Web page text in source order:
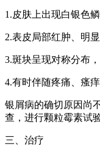
1.皮肤上出现白银色
2.表皮局部红肿、明
3.斑块呈现对称分布
4.有时伴随疼痛、瘙痒
银屑病的确切原因尚
查，进行颗粒霉素试
三、治疗